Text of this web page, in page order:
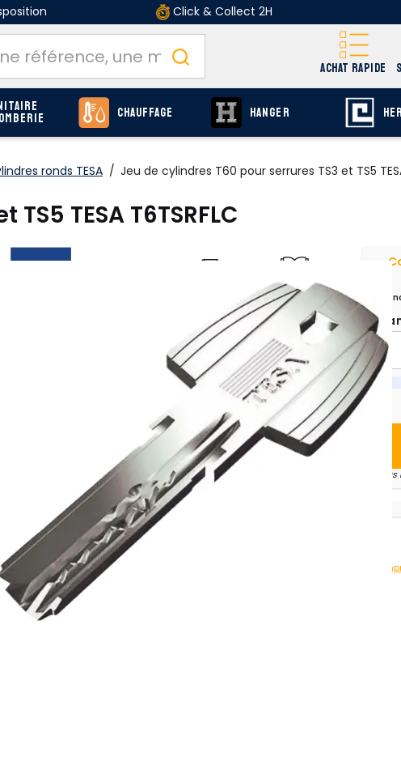
Click & Collect 2H
ACHAT RAPIDE
Chauffage HANGER
ronds TESA / Jeu de cylindres T60 pour serrures TS3 et TS5
TESA T6TSRFLC
Ouvrir E-catalogue
page Q-66
LES AVANTAGES DU PRODUIT
Résistance accrue contre l'usure
Languette ajustable pour diverses portes
Utilisation optimale en milieu domestique
-
*